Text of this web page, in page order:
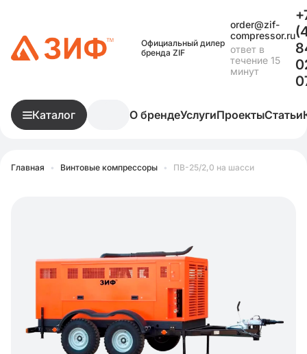
Официальный дилер
бренда ZIF
order@zif-
compressor.ru
ответ в
течение 15
минут
Каталог О брендеУслугиПроектыСтатьи
Главная • Винтовые компрессоры • ПВ-25/2,0 на шасси